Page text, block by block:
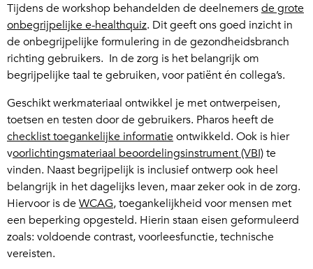
Tijdens de workshop behandelden de deelnemersde grote
onbegrijpelijke e-healthquiz. Dit geeft ons goed inzicht in
de onbegrijpelijke formulering in de gezondheidsbranch
richting gebruikers. In de zorg is het belangrijk om
begrijpelijke taal te gebruiken, voor patiënt én collega’s.
Geschikt werkmateriaal ontwikkel je met ontwerpeisen,
toetsen en testen door de gebruikers. Pharos heeft de
checklist toegankelijke informatieontwikkeld. Ook is hier
voorlichtingsmateriaal beoordelingsinstrument (VBI)te
vinden. Naast begrijpelijk is inclusief ontwerp ook heel
belangrijk in het dagelijks leven, maar zeker ook in de zorg.
Hiervoor is deWCAG, toegankelijkheid voor mensen met
een beperking opgesteld. Hierin staan eisen geformuleerd
zoals: voldoende contrast, voorleesfunctie, technische
vereisten.